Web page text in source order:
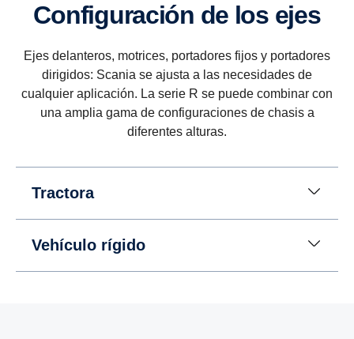
Confi­gu­ra­ción de los ejes
Ejes delanteros, motrices, portadores fijos y portadores
dirigidos: Scania se ajusta a las necesidades de
cualquier aplicación. La serie R se puede combinar con
una amplia gama de configuraciones de chasis a
diferentes alturas.
Tractora
Vehículo rígido